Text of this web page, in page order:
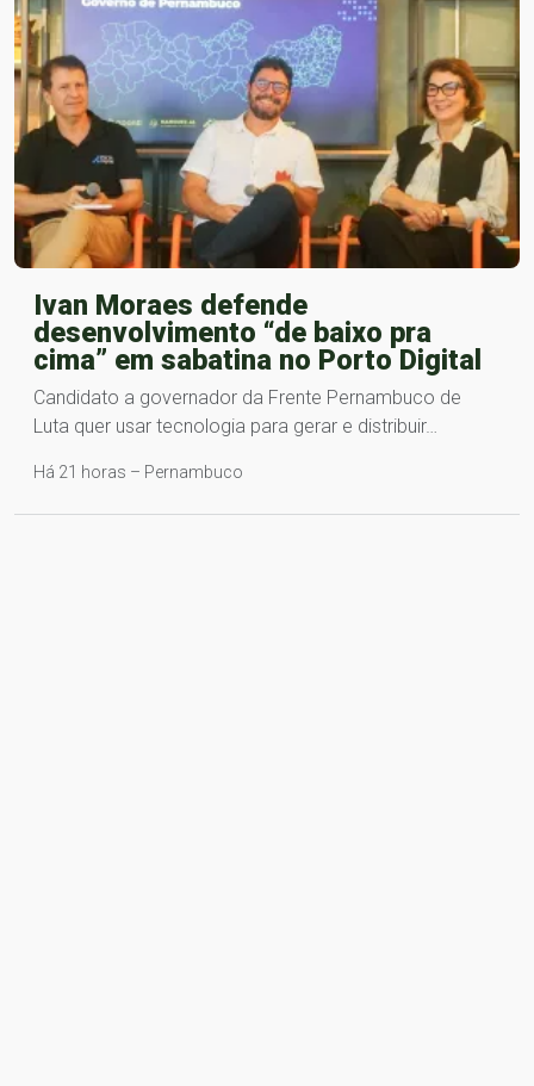
Ivan Moraes defende
desenvolvimento “de baixo pra
cima” em sabatina no Porto Digital
Candidato a governador da Frente Pernambuco de
Luta quer usar tecnologia para gerar e distribuir…
Há 21 horas – Pernambuco